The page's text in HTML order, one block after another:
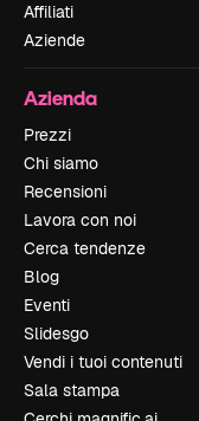
Affiliati
Aziende
Azienda
Prezzi
Chi siamo
Recensioni
Lavora con noi
Cerca tendenze
Blog
Eventi
Slidesgo
Vendi i tuoi contenuti
Sala stampa